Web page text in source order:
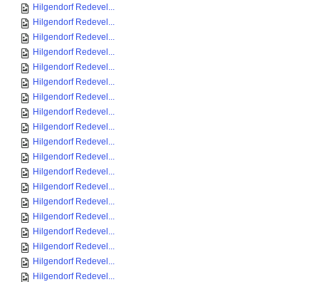
Hilgendorf Redevel...
Hilgendorf Redevel...
Hilgendorf Redevel...
Hilgendorf Redevel...
Hilgendorf Redevel...
Hilgendorf Redevel...
Hilgendorf Redevel...
Hilgendorf Redevel...
Hilgendorf Redevel...
Hilgendorf Redevel...
Hilgendorf Redevel...
Hilgendorf Redevel...
Hilgendorf Redevel...
Hilgendorf Redevel...
Hilgendorf Redevel...
Hilgendorf Redevel...
Hilgendorf Redevel...
Hilgendorf Redevel...
Hilgendorf Redevel...